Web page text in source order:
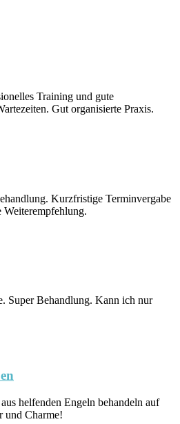
Training und gute
Gut organisierte Praxis.
Kurzfristige Terminvergabe
Super Behandlung. Kann ich nur
helfenden Engeln behandeln auf
und Charme!